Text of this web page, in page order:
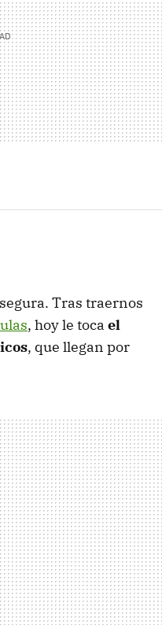
Tras traernos
, hoy le toca el
, que llegan por